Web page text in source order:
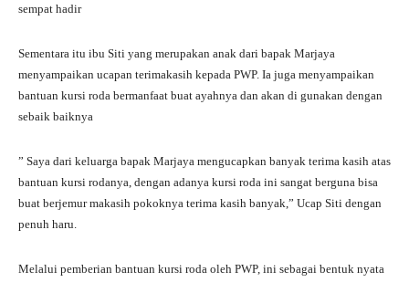
sempat hadir
Sementara itu ibu Siti yang merupakan anak dari bapak Marjaya
menyampaikan ucapan terimakasih kepada PWP. Ia juga menyampaikan
bantuan kursi roda bermanfaat buat ayahnya dan akan di gunakan dengan
sebaik baiknya
” Saya dari keluarga bapak Marjaya mengucapkan banyak terima kasih atas
bantuan kursi rodanya, dengan adanya kursi roda ini sangat berguna bisa
buat berjemur makasih pokoknya terima kasih banyak,” Ucap Siti dengan
penuh haru.
Melalui pemberian bantuan kursi roda oleh PWP, ini sebagai bentuk nyata